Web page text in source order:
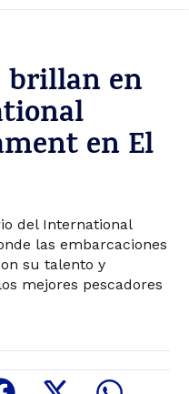
brillan en
en El
del International
las embarcaciones
su talento y
mejores pescadores